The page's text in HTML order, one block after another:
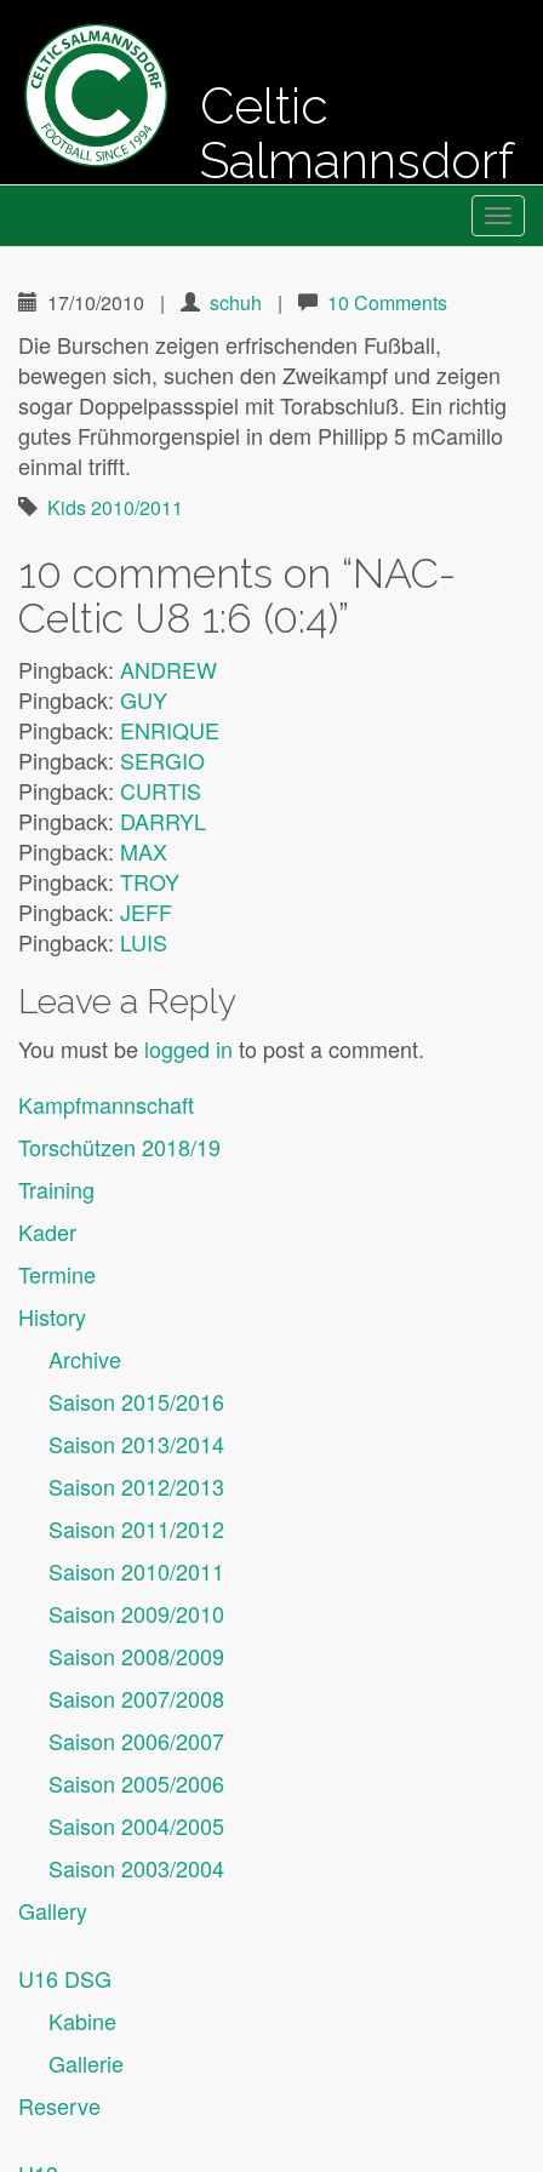
Celtic
Salmannsdorf
Menu
17/10/2010 | schuh | 10 Comments
Die Burschen zeigen erfrischenden Fußball,
bewegen sich, suchen den Zweikampf und zeigen
sogar Doppelpassspiel mit Torabschluß. Ein richtig
gutes Frühmorgenspiel in dem Phillipp 5 mCamillo
einmal trifft.
Kids 2010/2011
10 comments on “NAC-
Celtic U8 1:6 (0:4)”
Pingback: ANDREW
Pingback: GUY
Pingback: ENRIQUE
Pingback: SERGIO
Pingback: CURTIS
Pingback: DARRYL
Pingback: MAX
Pingback: TROY
Pingback: JEFF
Pingback: LUIS
Leave a Reply
You must be logged in to post a comment.
Kampfmannschaft
Torschützen 2018/19
Training
Kader
Termine
History
Archive
Saison 2015/2016
Saison 2013/2014
Saison 2012/2013
Saison 2011/2012
Saison 2010/2011
Saison 2009/2010
Saison 2008/2009
Saison 2007/2008
Saison 2006/2007
Saison 2005/2006
Saison 2004/2005
Saison 2003/2004
Gallery
U16 DSG
Kabine
Gallerie
Reserve